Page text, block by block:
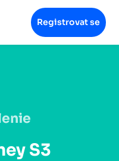
Registrovat se
S3